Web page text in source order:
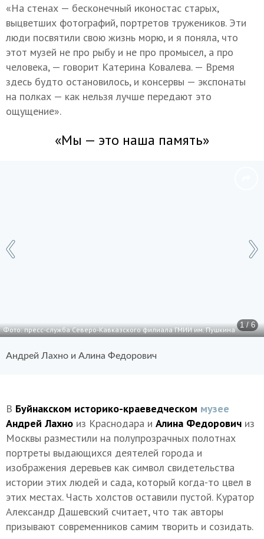
«На стенах — бесконечный иконостас старых,
выцветших фотографий, портретов тружеников. Эти
люди посвятили свою жизнь морю, и я поняла, что
этот музей не про рыбу и не про промысел, а про
человека, — говорит Катерина Ковалева. — Время
здесь будто остановилось, и консервы — экспонаты
на полках — как нельзя лучше передают это
ощущение».
«Мы — это наша память»
1 / 6
Фото: пресс-служба Северо-Кавказского филиала ГМИИ им. Пушкина
Андрей Лахно и Алина Федорович
В Буйнакском историко-краеведческом музее
Андрей Лахно из Краснодара и Алина Федорович из
Москвы разместили на полупрозрачных полотнах
портреты выдающихся деятелей города и
изображения деревьев как символ свидетельства
истории этих людей и сада, который когда-то цвел в
этих местах. Часть холстов оставили пустой. Куратор
Александр Дашевский считает, что так авторы
призывают современников самим творить и созидать.